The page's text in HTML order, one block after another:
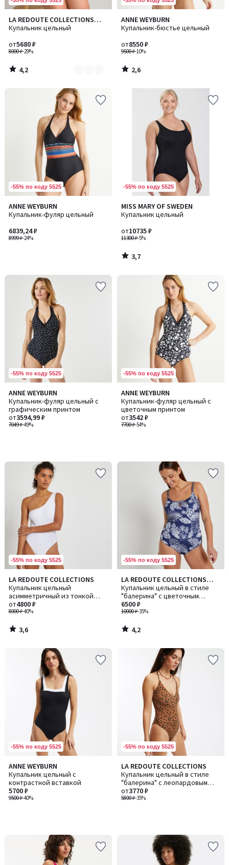
LA REDOUTE COLLECTIONS
PLUS
Купальник цельный
8000 ₽-29%
от5680 ₽
4,2
/ 5
Количество
цветов:
4,2
/
ANNE WEYBURN
Купальник-бюстье цельный
9500 ₽-10%
от8550 ₽
2,6
/ 5
2,6
/
-55% по коду 5525
ANNE WEYBURN
Купальник-фуляр цельный
8999 ₽-24%
6839,24 ₽
-55% по коду 5525
MISS MARY OF SWEDEN
Купальник цельный
11300 ₽-5%
от10735 ₽
3,7
/ 5
3,7
/
-55% по коду 5525
ANNE WEYBURN
Купальник-фуляр цельный с
графическим принтом
7049 ₽-49%
от3594,99 ₽
-55% по коду 5525
ANNE WEYBURN
Купальник-фуляр цельный с
цветочным принтом
7700 ₽-54%
от3542 ₽
-55% по коду 5525
LA REDOUTE COLLECTIONS
Купальник цельный
асимметричный из тонкой
полосатой ткани
8000 ₽-40%
от4800 ₽
3,6
/ 5
3,6
/
-55% по коду 5525
LA REDOUTE COLLECTIONS
PLUS
Купальник цельный в стиле
"балерина" с цветочным
принтом
10000 ₽-35%
6500 ₽
4,2
/ 5
4,2
/
-55% по коду 5525
ANNE WEYBURN
Купальник цельный с
контрастной вставкой
9500 ₽-40%
5700 ₽
-55% по коду 5525
LA REDOUTE COLLECTIONS
Купальник цельный в стиле
"балерина" с леопардовым
принтом
5800 ₽-35%
от3770 ₽